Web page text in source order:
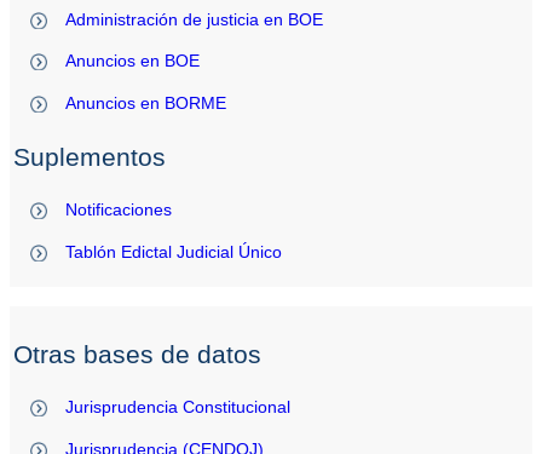
Administración de justicia en BOE
Anuncios en BOE
Anuncios en BORME
Suplementos
Notificaciones
Tablón Edictal Judicial Único
Otras bases de datos
Jurisprudencia Constitucional
Jurisprudencia (CENDOJ)